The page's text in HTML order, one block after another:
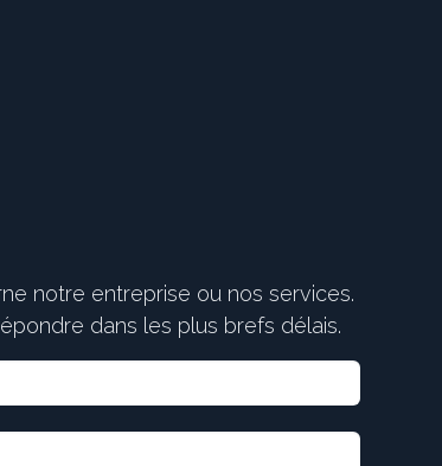
notre entreprise ou nos services.
dans les plus brefs délais.